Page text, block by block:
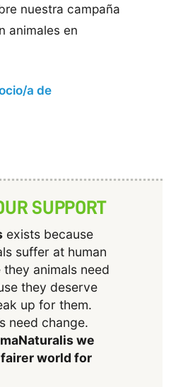
nuestra campaña
animales en
a de
SUPPORT
exists because
suffer at human
they animals need
they deserve
up for them.
need change.
we
world for